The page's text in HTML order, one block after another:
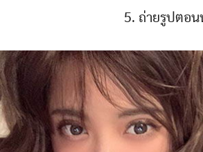
5. ถ่ายรูปตอน